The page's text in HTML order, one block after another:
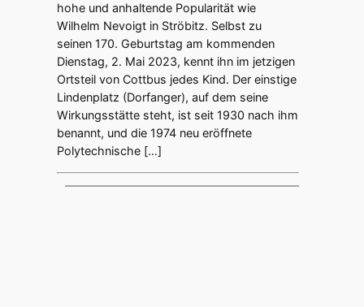
hohe und anhaltende Popularität wie
Wilhelm Nevoigt in Ströbitz. Selbst zu
seinen 170. Geburtstag am kommenden
Dienstag, 2. Mai 2023, kennt ihn im jetzigen
Ortsteil von Cottbus jedes Kind. Der einstige
Lindenplatz (Dorfanger), auf dem seine
Wirkungsstätte steht, ist seit 1930 nach ihm
benannt, und die 1974 neu eröffnete
Polytechnische […]